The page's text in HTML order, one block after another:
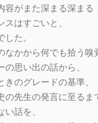
容がまた深まる深まる
はすごいと、
た。
なかから何でも拾う嗅
思い出の話から、
きのグレードの基準、
の先生の発言に至るま
話を、